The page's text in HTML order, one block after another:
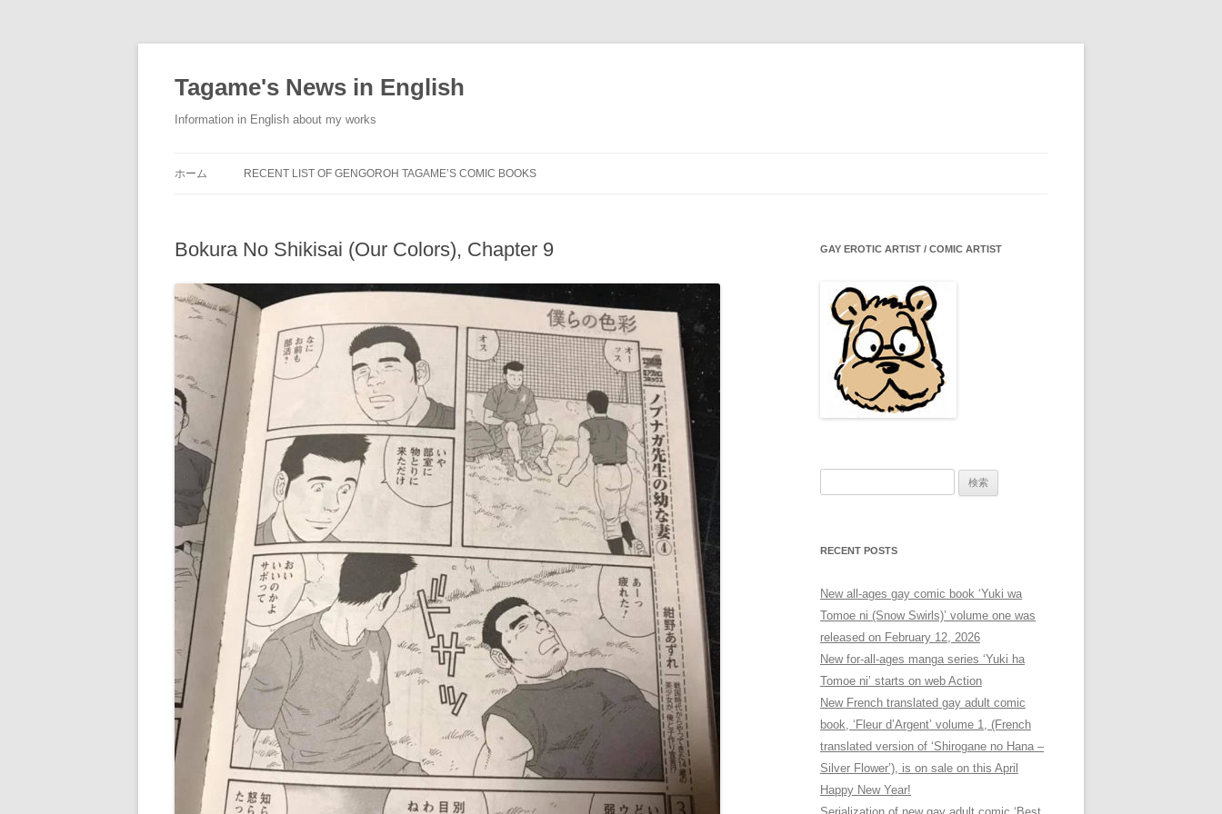
ツ
へ
ス
Tagame's News in English
Information in English about my works
ホーム RECENT LIST OF GENGOROH TAGAME’S COMIC BOOKS
SKETCHBOOK (ENG)
HITOTSUYA IBUN: THE STRANGE
TALE OF THE LONE HOUSE (ENG)
I GOT TURNED INTO MY BEST
FRIEND’S FATHER’S BITCH (ENG)
KHOZ, THE SPELLBOUND SLAVE –
SERIES (ENG)
MY BROTHER’S HUSBAND (ENG)
MY TEACHER (ENG)
OUR COLORS (ENG)
THE JUDO TEACHER (ENG)
THE PASSION OF GENGOROH
TAGAME VOL. 1 (ENG) – 2022
REISSUE EDITION
THE PASSION OF GENGOROH
TAGAME VOL. 2 (ENG)
THE PASSION OF GENGOROH
FRENCH BOOKS DÉSIRS BRUTS (FRA)
FLEUR D’ARGENT (FRA)
HOUSE OF BRUTES (FRA)
LE MARI DE MON FRÈRE (FRA)
NOS RENDEZ-VOUS
GOURMANDS (FRA)
OUR COLORFUL DAYS (FRA)
TTBM (FRA)
VIRTUS (FRA)
GOKU (FRA)
GERMAN BOOKS DER MANN MEINES BRUDERS
UNSERE FARBEN (GER)
ITALIAN BOOKS IL MARITO DI MIO FRATELLO (ITA)
OUR TRUE COLORS (ITA)
UO TO MIZU. COME UN PESCE
NELL’ACQUA (ITA)
L’INVERNO DEL PESCATORE (ITA)
VIRTUS (ITA)
RACCONTI ESTREMI (ITA)
JAPANESE BOOKS BITCH OF THE JUNGLE
BLACK & WHITE (JPN)
FISH AND WATER (JPN)
HOUSE OF BRUTES (JPN)
JUJUTSU KYOSHI (REPRINTED)
KHOZ, THE SPELLBOUND SLAVE –
SERIES (JPN)
MEAT GINSENG / MANIMAL
CHRONICLES (JPN)
NABURI-MONO: RESTORED
COMPLETE EDITION (JPN)
OUR COLORS (JPN)
SLAVE TRAINING SUMMER CAMP
KOREAN BOOKS 아우의 남편
우리의 색채
POLISH BOOKS KOLORY NASZEGO ŻYCIA
MĄŻ MOJEGO BRATA
PORTUGUESE BOOKS NOSSAS CORES (POR)
O MARIDO DO MEU IRMÃO (POR)
SPANISH BOOKS DEGENERACIÓN (SPA)
EL MARIDO DE MI HERMANO
(SPA)
LA CASA DE LOS HEREJES (SPA)
LA PASION DE GENGOROH
TAGAME (SPA)
NUESTROS COLORES (SPA)
THAI BOOKS
MY BROTHER’S HUSBAND ด้วย
สายใยรัก
TURKISH BOOKS
KARDEŞIMIN KOCASI
VIETNAMESE BOOKS CHỒNG CỦA EM TÔI (VIE)
中文 弟之夫（繁体字）
Bokura No Shikisai (Our Colors), Chapter 9 GAY EROTIC ARTIST / COMIC ARTIST
RECENT POSTS
New all-ages gay comic book ‘Yuki wa
Tomoe ni (Snow Swirls)’ volume one was
released on February 12, 2026
New for-all-ages manga series ‘Yuki ha
Tomoe ni’ starts on web Action
New French translated gay adult comic
book, ‘Fleur d’Argent’ volume 1, (French
translated version of ‘Shirogane no Hana –
Silver Flower’), is on sale on this April
Happy New Year!